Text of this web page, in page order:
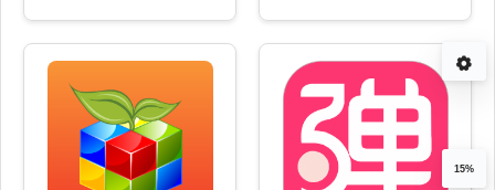
15%